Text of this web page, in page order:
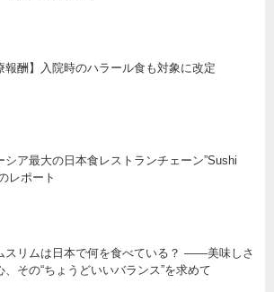
報酬】入院時のハラール食も対象に改定
シア最大の日本食レストランチェーン”Sushi
レポート
スリムは日本で何を食べている？ ――美味しさ
、その“ちょうどいいバランス”を求めて